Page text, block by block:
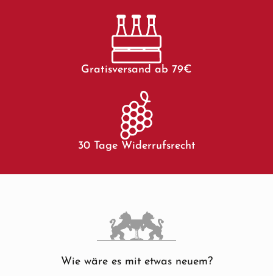
Gratisversand ab 79€
30 Tage Widerrufsrecht
Wie wäre es mit etwas neuem?